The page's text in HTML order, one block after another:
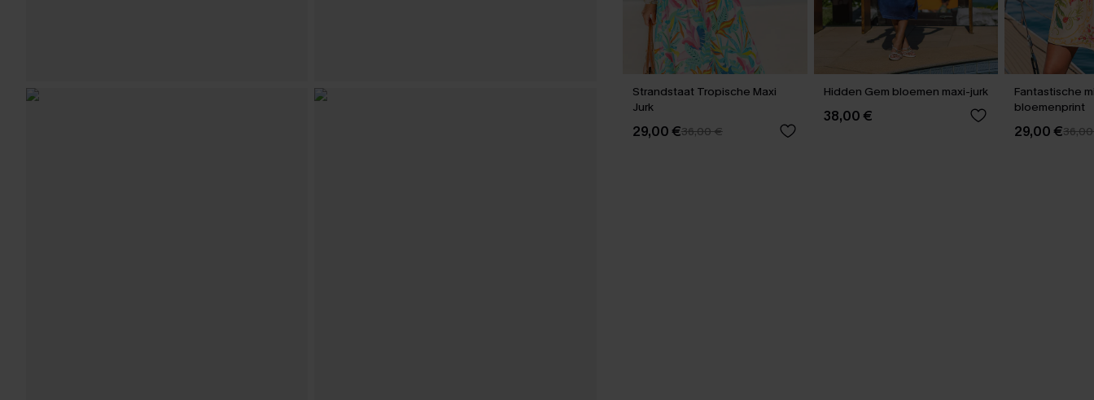
Strandstaat Tropische Maxi
Jurk
29,00 €36,00 €
Hidden Gem bloemen maxi-jurk
38,00 €
Fantastische
bloemenprint
29,00 €